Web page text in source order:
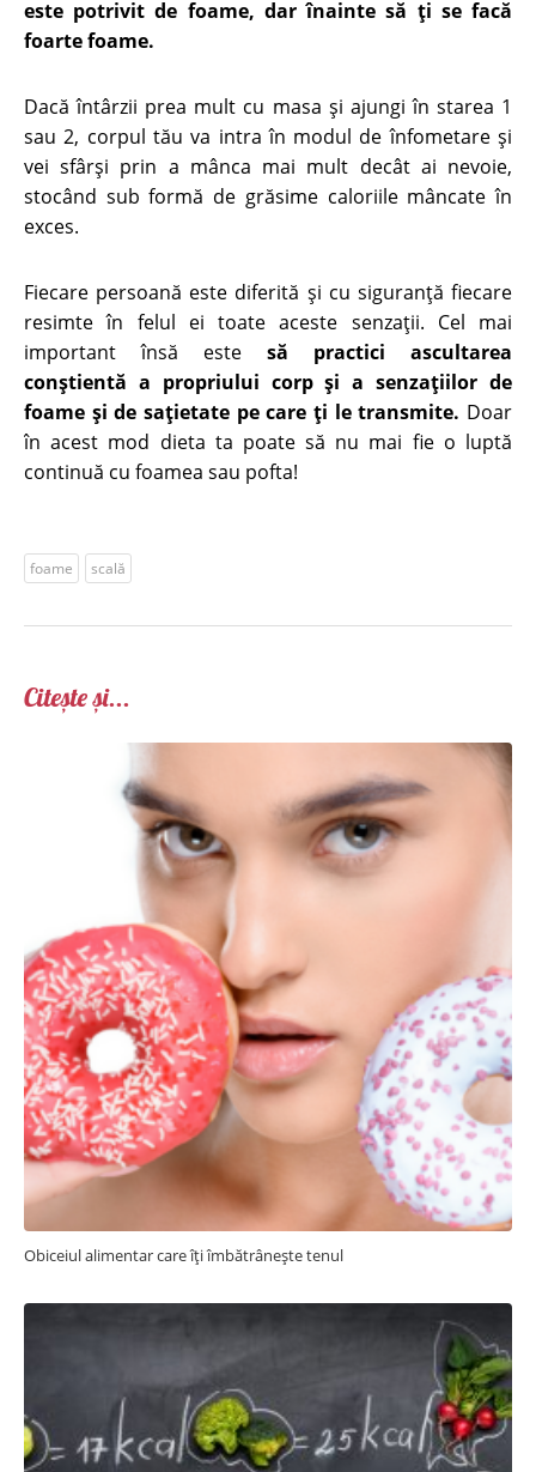
este potrivit de foame, dar înainte să ţi se facă
foarte foame.
Dacă întârzii prea mult cu masa şi ajungi în starea 1
sau 2, corpul tău va intra în modul de înfometare şi
vei sfârşi prin a mânca mai mult decât ai nevoie,
stocând sub formă de grăsime caloriile mâncate în
exces.
Fiecare persoană este diferită şi cu siguranţă fiecare
resimte în felul ei toate aceste senzaţii. Cel mai
important însă este să practici ascultarea
conştientă a propriului corp şi a senzaţiilor de
foame şi de saţietate pe care ţi le transmite. Doar
în acest mod dieta ta poate să nu mai fie o luptă
continuă cu foamea sau pofta!
foame scală
Citește și...
Obiceiul alimentar care îți îmbătrânește tenul